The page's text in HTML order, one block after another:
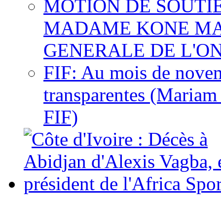
MOTION DE
MADAME KONE
GENERALE DE
FIF: Au mois de
transparentes
FIF)